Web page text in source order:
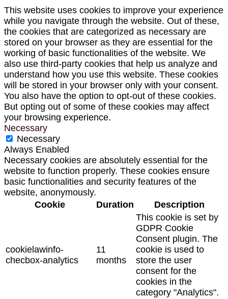
This website uses cookies to improve your experience
while you navigate through the website. Out of these,
the cookies that are categorized as necessary are
stored on your browser as they are essential for the
working of basic functionalities of the website. We
also use third-party cookies that help us analyze and
understand how you use this website. These cookies
will be stored in your browser only with your consent.
You also have the option to opt-out of these cookies.
But opting out of some of these cookies may affect
your browsing experience.
Necessary
Necessary
Always Enabled
Necessary cookies are absolutely essential for the
website to function properly. These cookies ensure
basic functionalities and security features of the
website, anonymously.
Cookie
Duration Description
cookielawinfo-
checbox-analytics
11
months
This cookie is set by
GDPR Cookie
Consent plugin. The
cookie is used to
store the user
consent for the
cookies in the
category "Analytics".